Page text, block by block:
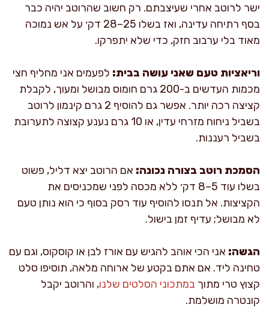
ישר לרוטב אחרי שעיצבתם. רק חשוב שהרוטב יהיה כבר
בסף רתיחה עדינה, ואז בשלו 25–28 דק׳ על אש נמוכה
מאוד בלי ערבוב חזק, כדי שלא יתפרקו.
וריאציות טעם שאני עושה בבית: לפעמים אני מחליף חצי
מכמות העדשים ב-200 גרם חומוס מבושל ומעוך, לקבלת
קציצה רכה יותר. אפשר גם להוסיף 2 גרם קינמון לרוטב
בשביל ניחוח מזרחי עדין, או 10 גרם נענע קצוצה לתערובת
בשביל רעננות.
הסמכת רוטב בצורה נכונה: אם הרוטב יצא דליל, פשוט
בשלו עוד 5–8 דק׳ ללא מכסה לפני שמכניסים את
הקציצות. אל תנסו להוסיף עוד רסק בסוף כי הוא נותן טעם
לא מבושל; עדיף זמן בישול.
הגשה: אני הכי אוהב להגיש עם אורז לבן או קוסקוס, וגם עם
טחינה ליד. אם אתם בקטע של ארוחה מלאה, תוסיפו סלט
קצוץ טרי מתוך במתכוני הסלטים שלנו, והרוטב יקבל
קונטרה מושלמת.